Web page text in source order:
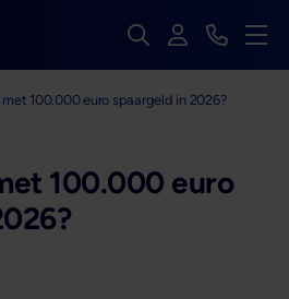
Zoek op de hele
InloggenBekijk
Menu
Vastgoedfinancieringen
100.000 euro spaargeld in 2026?
100.000 euro